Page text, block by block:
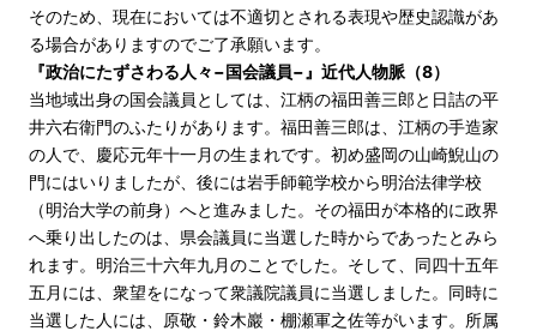
そのため、現在においては不適切とされる表現や歴史認識があ
る場合がありますのでご了承願います。
『政治にたずさわる人々−国会議員−』近代人物脈（8）
当地域出身の国会議員としては、江柄の福田善三郎と日詰の平
井六右衛門のふたりがあります。福田善三郎は、江柄の手造家
の人で、慶応元年十一月の生まれです。初め盛岡の山崎鯢山の
門にはいりましたが、後には岩手師範学校から明治法律学校
（明治大学の前身）へと進みました。その福田が本格的に政界
へ乗り出したのは、県会議員に当選した時からであったとみら
れます。明治三十六年九月のことでした。そして、同四十五年
五月には、衆望をになって衆議院議員に当選しました。同時に
当選した人には、原敬・鈴木巖・棚瀬軍之佐等がいます。所属